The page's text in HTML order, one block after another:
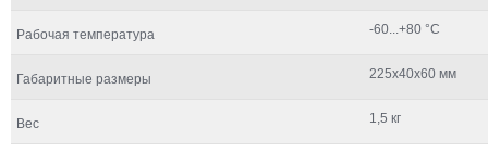
Рабочая температура -60...+80 °С
Габаритные размеры 225х40х60 мм
Вес 1,5 кг